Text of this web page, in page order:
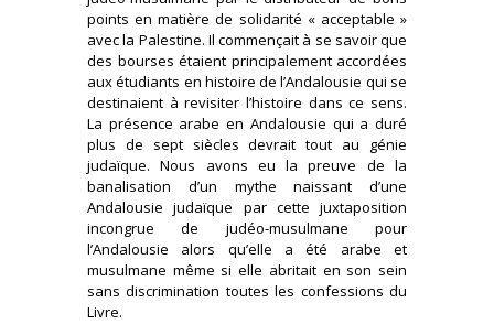
points en matière de solidarité « acceptable »
avec la Palestine. Il commençait à se savoir que
des bourses étaient principalement accordées
aux étudiants en histoire de l’Andalousie qui se
destinaient à revisiter l’histoire dans ce sens.
La présence arabe en Andalousie qui a duré
plus de sept siècles devrait tout au génie
judaïque. Nous avons eu la preuve de la
banalisation d’un mythe naissant d’une
Andalousie judaïque par cette juxtaposition
incongrue de judéo-musulmane pour
l’Andalousie alors qu’elle a été arabe et
musulmane même si elle abritait en son sein
sans discrimination toutes les confessions du
Livre.